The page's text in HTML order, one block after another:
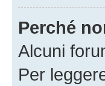
Perché
Alcuni
Per